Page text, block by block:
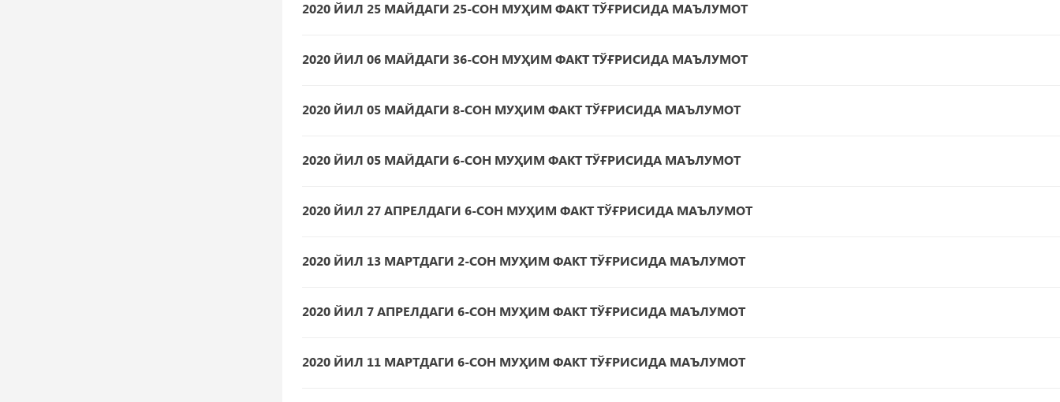
2020 ЙИЛ 25 МАЙДАГИ 25-СОН МУҲИМ ФАКТ ТЎҒРИСИДА МАЪЛУМОТ
2020 ЙИЛ 06 МАЙДАГИ 36-СОН МУҲИМ ФАКТ ТЎҒРИСИДА МАЪЛУМОТ
2020 ЙИЛ 05 МАЙДАГИ 8-СОН МУҲИМ ФАКТ ТЎҒРИСИДА МАЪЛУМОТ
2020 ЙИЛ 05 МАЙДАГИ 6-СОН МУҲИМ ФАКТ ТЎҒРИСИДА МАЪЛУМОТ
2020 ЙИЛ 27 АПРЕЛДАГИ 6-СОН МУҲИМ ФАКТ ТЎҒРИСИДА МАЪЛУМОТ
2020 ЙИЛ 13 МАРТДАГИ 2-СОН МУҲИМ ФАКТ ТЎҒРИСИДА МАЪЛУМОТ
2020 ЙИЛ 7 АПРЕЛДАГИ 6-СОН МУҲИМ ФАКТ ТЎҒРИСИДА МАЪЛУМОТ
2020 ЙИЛ 11 МАРТДАГИ 6-СОН МУҲИМ ФАКТ ТЎҒРИСИДА МАЪЛУМОТ